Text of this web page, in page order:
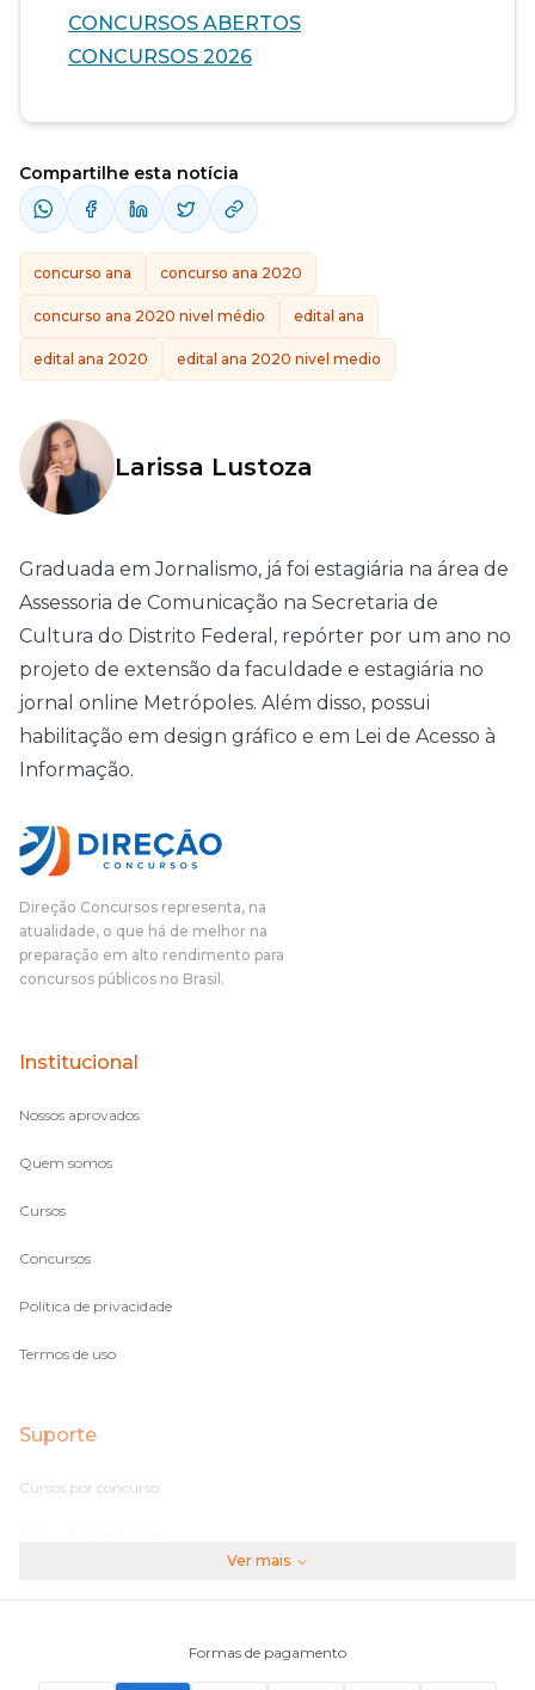
CONCURSOS ABERTOS
CONCURSOS 2026
Compartilhe esta notícia
concurso ana concurso ana 2020
concurso ana 2020 nivel médio edital ana
edital ana 2020 edital ana 2020 nivel medio
Larissa Lustoza
Graduada em Jornalismo, já foi estagiária na área de
Assessoria de Comunicação na Secretaria de
Cultura do Distrito Federal, repórter por um ano no
projeto de extensão da faculdade e estagiária no
jornal online Metrópoles. Além disso, possui
habilitação em design gráfico e em Lei de Acesso à
Informação.
Direção Concursos representa, na
atualidade, o que há de melhor na
preparação em alto rendimento para
concursos públicos no Brasil.
Institucional
Nossos aprovados
Quem somos
Cursos
Concursos
Política de privacidade
Termos de uso
Suporte
Cursos por concurso
Ver mais
Formas de pagamento